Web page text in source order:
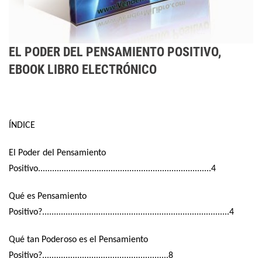
EL PODER DEL PENSAMIENTO POSITIVO,
EBOOK LIBRO ELECTRÓNICO
ÍNDICE
El Poder del Pensamiento
Positivo..........................................................................4
Qué es Pensamiento
Positivo?................................................................................4
Qué tan Poderoso es el Pensamiento
Positivo?......................................................8